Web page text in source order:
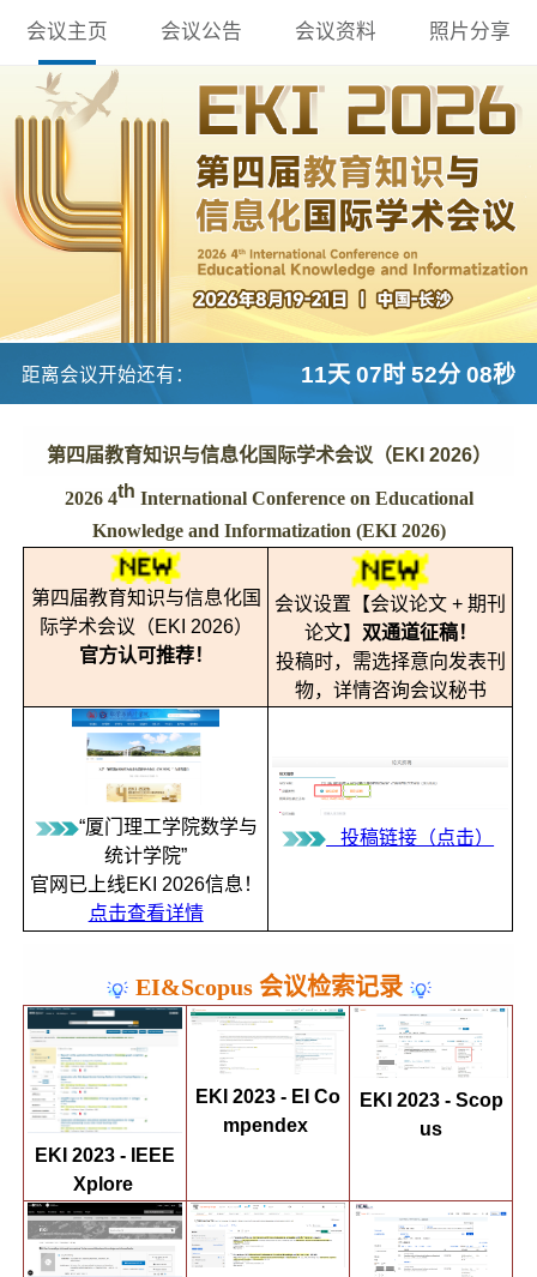
会议主页 会议公告 会议资料 照片分享
距离会议开始还有： 11天 07时 52分 06秒
第四届教育知识与信息化国际学术会议（EKI 2026）
2026 4th International Conference on Educational
Knowledge and Informatization (EKI 2026)
第四届教育知识与信息化国
际学术会议（EKI 2026）
官方认可推荐！
会议设置【会议论文 + 期刊
论文】 双通道征稿！
投稿时，需选择意向发表刊
物，详情咨询会议秘书
“厦门理工学院数学与
统计学院”
官网已上线EKI 2026信息！
点击查看详情
投稿链接（点击）
EI&Scopus 会议检索记录
EKI 2023 - IEEE
Xplore
EKI 2023 - EI Co
mpendex
EKI 2023 - Scop
us